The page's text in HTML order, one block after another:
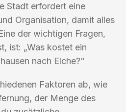
Stadt erfordert eine
Organisation, damit alles
der wichtigen Fragen,
ist: „Was kostet ein
nach Elche?“
Faktoren ab, wie
der Menge des